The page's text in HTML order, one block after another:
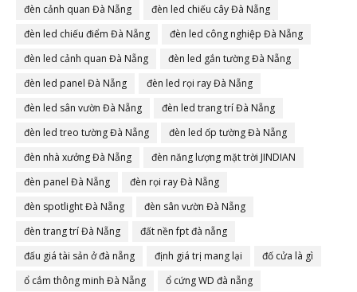
đèn cảnh quan Đà Nẵng
đèn led chiếu cây Đà Nẵng
đèn led chiếu điểm Đà Nẵng
đèn led công nghiệp Đà Nẵng
đèn led cảnh quan Đà Nẵng
đèn led gắn tường Đà Nẵng
đèn led panel Đà Nẵng
đèn led rọi ray Đà Nẵng
đèn led sân vườn Đà Nẵng
đèn led trang trí Đà Nẵng
đèn led treo tường Đà Nẵng
đèn led ốp tường Đà Nẵng
đèn nhà xưởng Đà Nẵng
đèn năng lượng mặt trời JINDIAN
đèn panel Đà Nẵng
đèn rọi ray Đà Nẵng
đèn spotlight Đà Nẵng
đèn sân vườn Đà Nẵng
đèn trang trí Đà Nẵng
đất nền fpt đà nẵng
đấu giá tài sản ở đà nẵng
định giá trị mang lại
đố cửa là gì
ổ cắm thông minh Đà Nẵng
ổ cứng WD đà nẵng